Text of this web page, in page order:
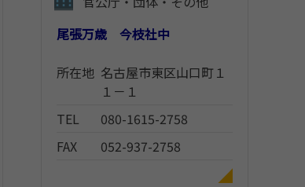
尾張万歳 今枝社中
所在地 名古屋市東区山口町１
１－１
TEL
080-1615-2758
FAX
052-937-2758